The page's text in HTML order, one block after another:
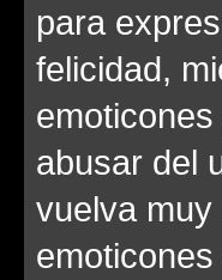
para
felicidad,
abusar del
vuelva